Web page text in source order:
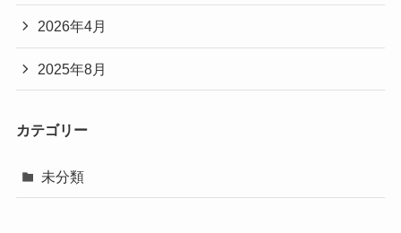
2026年4月
2025年8月
カテゴリー
未分類